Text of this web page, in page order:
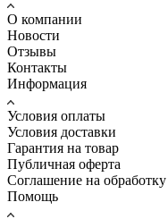
О компании
Новости
Отзывы
Контакты
Информация
Условия оплаты
Условия доставки
Гарантия на товар
Публичная оферта
Соглашение на
Помощь